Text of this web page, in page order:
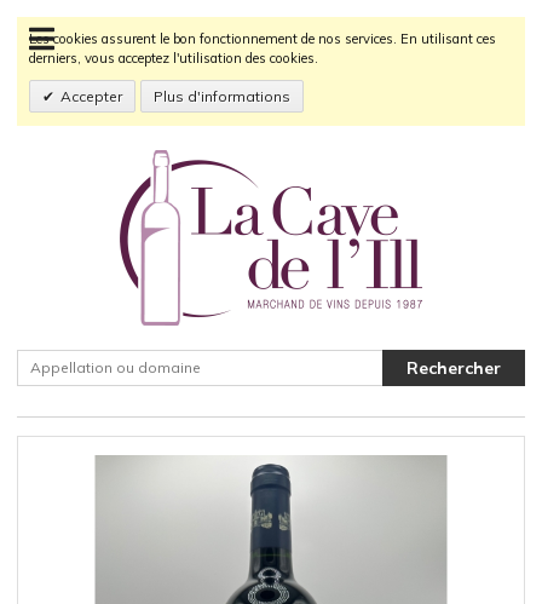
Les cookies assurent le bon fonctionnement de nos services. En utilisant ces
derniers, vous acceptez l'utilisation des cookies.
Accepter Plus d'informations